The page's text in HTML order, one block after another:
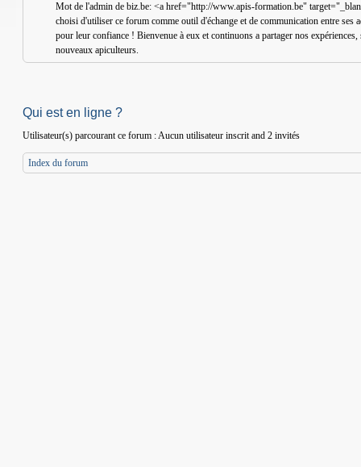
Mot de l'admin de biz.be: <a href="http://www.apis-formation.be"
choisi d'utiliser ce forum comme outil d'échange et de communication entre ses
pour leur confiance ! Bienvenue à eux et continuons a partager nos
nouveaux apiculteurs.
Qui est en ligne ?
Utilisateur(s) parcourant ce forum : Aucun utilisateur inscrit and 2 invités
Index du forum